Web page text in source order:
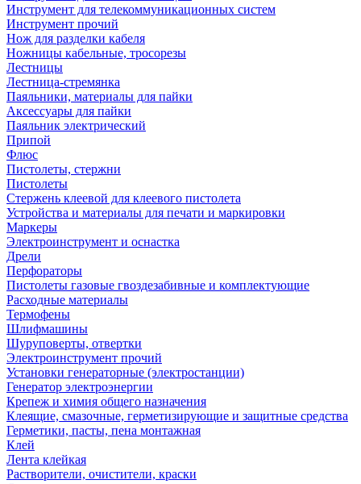
Инструмент для телекоммуникационных систем
Инструмент прочий
Нож для разделки кабеля
Ножницы кабельные, тросорезы
Лестницы
Лестница-стремянка
Паяльники, материалы для пайки
Аксессуары для пайки
Паяльник электрический
Припой
Флюс
Пистолеты, стержни
Пистолеты
Стержень клеевой для клеевого пистолета
Устройства и материалы для печати и маркировки
Маркеры
Электроинструмент и оснастка
Дрели
Перфораторы
Пистолеты газовые гвоздезабивные и комплектующие
Расходные материалы
Термофены
Шлифмашины
Шуруповерты, отвертки
Электроинструмент прочий
Установки генераторные (электростанции)
Генератор электроэнергии
Крепеж и химия общего назначения
Клеящие, смазочные, герметизирующие и защитные средства
Герметики, пасты, пена монтажная
Клей
Лента клейкая
Растворители, очистители, краски